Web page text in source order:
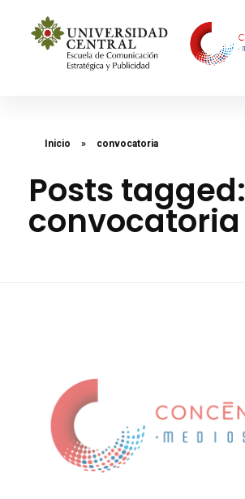
Inicio » convocatoria
Posts tagged:
convocatoria